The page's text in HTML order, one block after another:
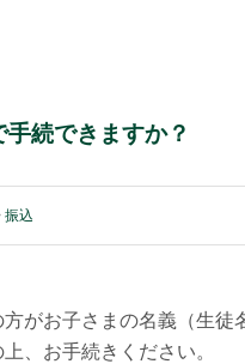
手続できますか？
振込
がお子さまの名義（生徒
、お手続きください。